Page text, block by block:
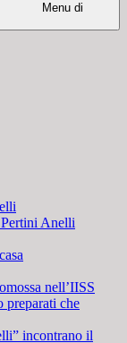
Menu di
Anelli
nell’IISS
che
incontrano il